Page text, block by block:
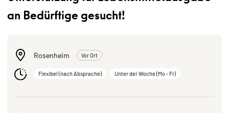
an Bedürftige gesucht!
Rosenheim Vor Ort
Flexibel (nach Absprache) Unter der Woche (Mo - Fr)